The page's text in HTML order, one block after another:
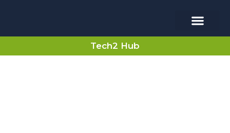
Tech2 Hub